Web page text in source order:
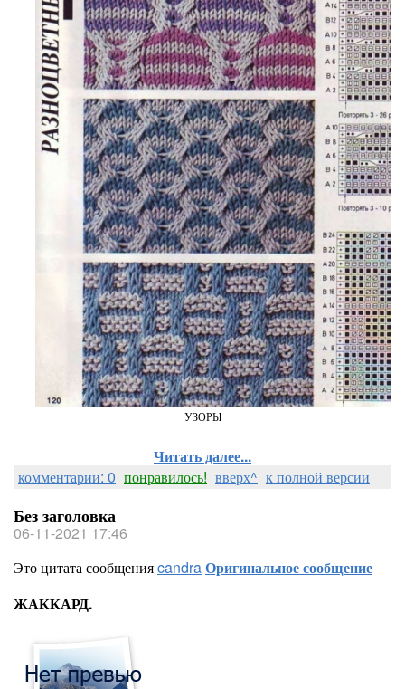
УЗОРЫ
Читать далее...
комментарии: 0 понравилось! вверх^ к полной версии
Без заголовка
06-11-2021 17:46
Это цитата сообщенияcandraОригинальное сообщение
ЖАККАРД.